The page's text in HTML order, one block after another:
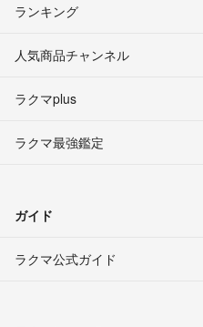
ランキング
人気商品チャンネル
ラクマplus
ラクマ最強鑑定
ガイド
ラクマ公式ガイド